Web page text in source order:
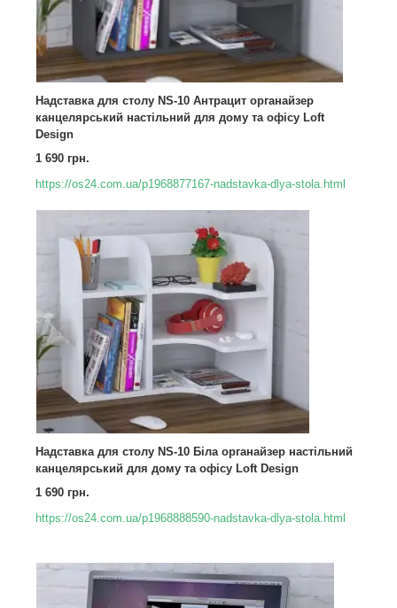
Надставка для столу NS-10 Антрацит органайзер
канцелярський настільний для дому та офісу Loft
Design
1 690 грн.
https://os24.com.ua/p1968877167-nadstavka-dlya-stola.html
Надставка для столу NS-10 Біла органайзер настільний
канцелярський для дому та офісу Loft Design
1 690 грн.
https://os24.com.ua/p1968888590-nadstavka-dlya-stola.html